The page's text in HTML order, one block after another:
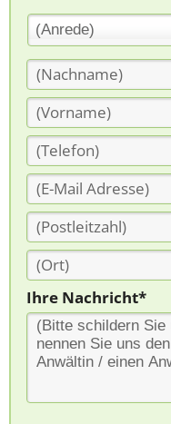
(Anrede)
Ihre Nachricht*